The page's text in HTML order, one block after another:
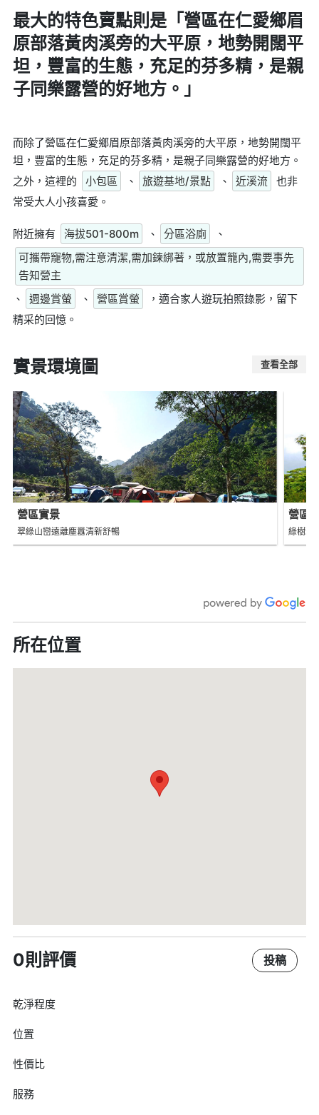
最大的特色賣點則是「營區在仁愛鄉眉
原部落黃肉溪旁的大平原，地勢開闊平
坦，豐富的生態，充足的芬多精，是親
子同樂露營的好地方。」
而除了營區在仁愛鄉眉原部落黃肉溪旁的大平原，地勢開闊平
坦，豐富的生態，充足的芬多精，是親子同樂露營的好地方。
之外，這裡的
小包區 、 旅遊基地/景點 、 近溪流
也非
常受大人小孩喜愛。
附近擁有 海拔501-800m 、 分區浴廁
、
可攜帶寵物,需注意清潔,需加鍊綁著，或放置籠內,需要事先
告知營主
、
週邊賞螢 、 營區賞螢
，適合家人遊玩拍照錄影，留下
精采的回憶。
實景環境圖 查看全部
營區實景
翠綠山巒遠離塵囂清新舒暢
營區
綠樹環
所在位置
0則評價 投稿
乾淨程度
位置
性價比
服務